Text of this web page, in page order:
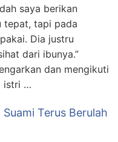
saya berikan
tepat, tapi pada
Dia justru
dari ibunya.”
dan mengikuti
istri …
Terus Berulah